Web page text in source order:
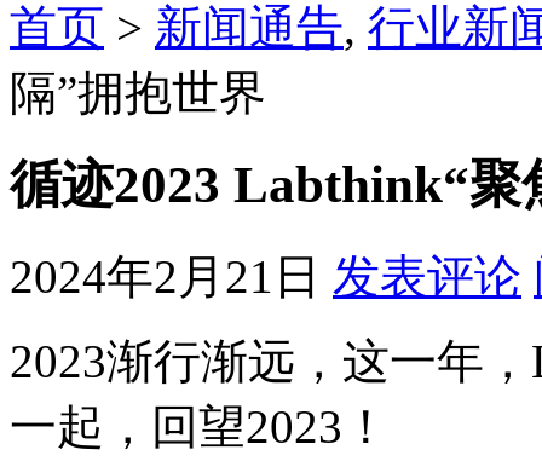
首页 > 新闻通告, 行业新
隔”拥抱世界
循迹2023 Labthink“聚
2024年2月21日 发表评论
2023渐行渐远，这一年
一起，回望2023！